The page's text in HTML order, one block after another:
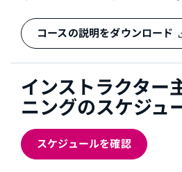
コースの説明をダウンロード
インストラクター
ニングのスケジュ
スケジュールを確認